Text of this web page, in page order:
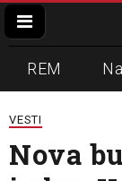
REM
Zvučni top
Propaganda
VESTI
Nova